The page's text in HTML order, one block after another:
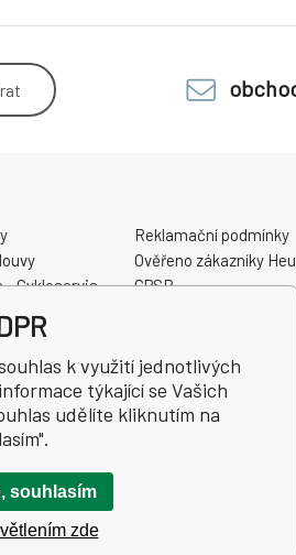
- Cykloservis
Reklamační podmínky
Ověřeno zákazníky
GPSR
k využití jednotlivých
týkající se Vašich
udělíte kliknutím na
souhlasím
zde